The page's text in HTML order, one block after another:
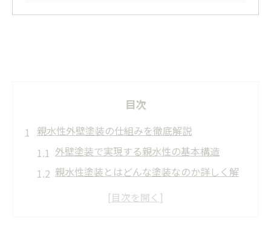
目次
親水性外壁塗装の仕組みを徹底解説
外壁塗装で実現する親水性の基本構造
親水性塗装とはどんな塗装なのか詳しく解